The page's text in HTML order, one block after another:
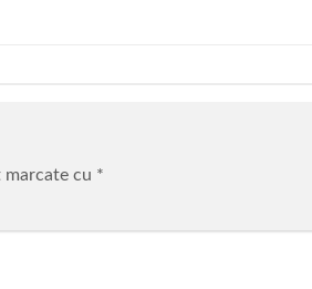
cu *